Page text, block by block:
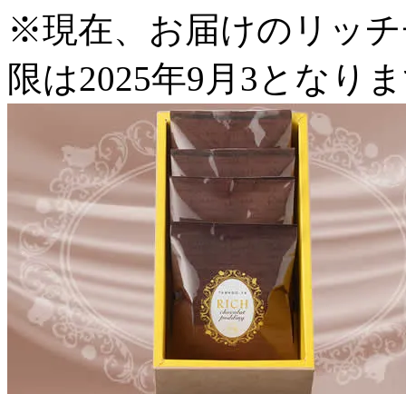
※現在、お届けのリッ
限は2025年9月3となり